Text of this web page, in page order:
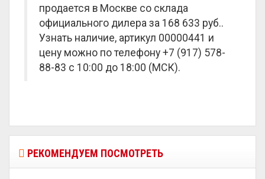
продается в Москве со склада
официального дилера за 168 633 руб..
Узнать наличие, артикул 00000441 и
цену можно по телефону +7 (917) 578-
88-83 с 10:00 до 18:00 (МСК).
РЕКОМЕНДУЕМ ПОСМОТРЕТЬ